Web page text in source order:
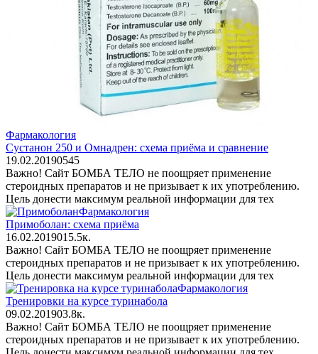
Фармакология
Сустанон 250 и Омнадрен: схема приёма и сравнение
19.02.20190545
Важно! Сайт БОМБА ТЕЛО не поощряет применение
стероидных препаратов и не призывает к их употреблению.
Цель донести максимум реальной информации для тех
Фармакология
Примоболан: схема приёма
16.02.2019015.5к.
Важно! Сайт БОМБА ТЕЛО не поощряет применение
стероидных препаратов и не призывает к их употреблению.
Цель донести максимум реальной информации для тех
Фармакология
Тренировки на курсе туринабола
09.02.201903.8к.
Важно! Сайт БОМБА ТЕЛО не поощряет применение
стероидных препаратов и не призывает к их употреблению.